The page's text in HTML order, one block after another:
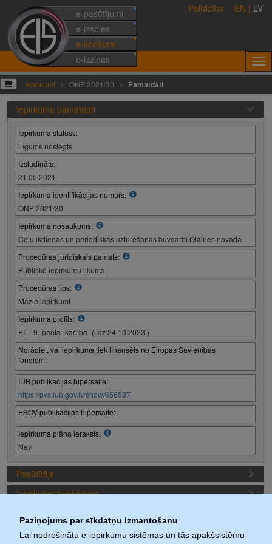
Paziņojums par sīkdatņu izmantošanu
Lai nodrošinātu e-iepirkumu sistēmas un tās apakšsistēmu
e-pasūtījumi
e-izsoles
e-konkursi
e-izziņas
Palīdzība EN | LV
Iepirkumi ONP 2021/30 Pamatdati
Iepirkuma pamatdati
Iepirkuma statuss:
Līgums noslēgts
Izsludināts:
21.05.2021
Iepirkuma identifikācijas numurs:
ONP 2021/30
Iepirkuma nosaukums:
Ceļu ikdienas un periodiskās uzturēšanas būvdarbi Olaines novadā
Procedūras juridiskais pamats:
Publisko iepirkumu likums
Procedūras tips:
Mazie iepirkumi
Iepirkuma profils:
PIL_9_panta_kārtībā_(līdz 24.10.2023.)
Norādiet, vai iepirkums tiek finansēts no Eiropas Savienības
fondiem:
IUB publikācijas hipersaite:
https://pvs.iub.gov.lv/show/656537
ESOV publikācijas hipersaite:
Iepirkuma plāna ieraksts:
Nav
Pasūtītājs
Iepirkuma priekšmets
Iepirkuma termiņi